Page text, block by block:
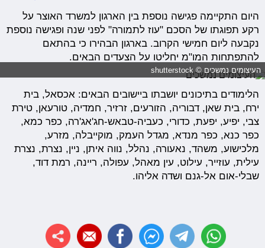
היום התקיימה פגישה נוספת בין הארגון למשרד האוצר על
רקע תפוגתו של הסכם "עוז לתמורה" לפני שנה ופגישה נוספת
נקבעה ליום חמישי הקרוב. בארגון הבהירו כי בהתאם
להתפתחות המו"מ יחליטו על הצעדים הבאים.
העיצומים נמשכים © shutterstock
הלימודים בתיכונים יושבתו ביישובים הבאים: אכסאל, בית
ירח, בית שאן, דבוריה, הזורעים, זרזיר, חמדיה, טורעאן, טירת
צבי, יפיע, יפעת, כדורי, כעביה-טבאש-חג'אג'רה, כפר כמא,
כפר כנא, כפר מנדא, מגדל העמק, מוקייבלה, מזרע,
מלכישוע, משהד, נאעורה, נהלל, נווה איתן, ניין, נצרת, נצרת
עילית, עוזייר, עילוט, עין מאהל, עפולה, ריינה, רמת דוד,
שבלי-אום אל-גנם ושדה אליהו.